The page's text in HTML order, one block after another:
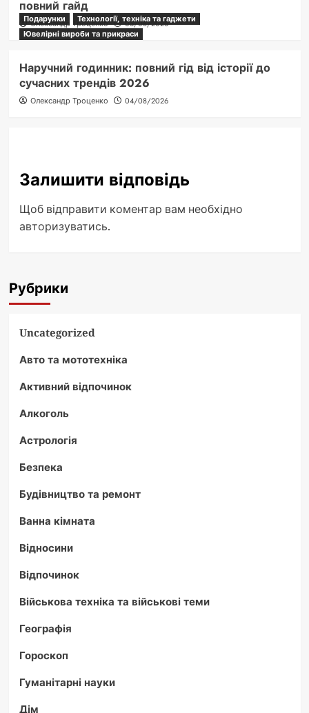
повний гайд
Олександр Троценко 05/08/2026
Подарунки
Технології, техніка та гаджети
Ювелірні вироби та прикраси
Наручний годинник: повний гід від історії до
сучасних трендів 2026
Олександр Троценко 04/08/2026
Залишити відповідь
Щоб відправити коментар вам необхідно
авторизуватись.
Рубрики
Uncategorized
Авто та мототехніка
Активний відпочинок
Алкоголь
Астрологія
Безпека
Будівництво та ремонт
Ванна кімната
Відносини
Відпочинок
Військова техніка та військові теми
Географія
Гороскоп
Гуманітарні науки
Дім